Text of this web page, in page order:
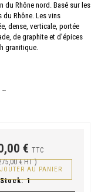
du Rhône nord. Basé sur les
Rhône. Les vins
dense, verticale, portée
de graphite et d’épices
granitique.
--
€ TTC
€ HT )
Stock: 1
AU PANIER